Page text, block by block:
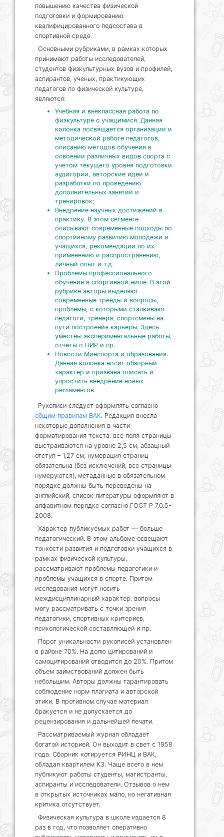
повышению качества физической
подготовки и формированию
квалифицированного педсостава в
спортивной среде.
Основными рубриками, в рамках которых
принимают работы исследователей,
студентов физкультурных вузов и профилей,
аспирантов, ученых, практикующих
педагогов по физической культуре,
являются:
Учебная и внеклассная работа по
физкультуре с учащимися. Данная
колонка посвящается организации и
методической работе педагогов,
описанию методов обучения в
освоении различных видов спорта с
учетом текущего уровня подготовки
аудитории, авторские идеи и
разработки по проведению
дополнительных занятий и
тренировок;
Внедрение научных достижений в
практику. В этом сегменте
описывают современные подходы по
спортивному развитию молодежи и
учащихся, рекомендации по их
применению и распространению,
личный опыт и т.д.
Проблемы профессионального
обучения в спортивной нише. В этой
рубрике авторы выделяют
современные тренды и вопросы,
проблемы, с которыми сталкивают
педагоги, тренера, спортсмены на
пути построения карьеры. Здесь
уместны экспериментальные работы,
отчеты о НИР и пр.
Новости Минспорта и образования.
Данная колонка носит обзорный
характер и призвана описать и
упростить внедрение новых
регламентов.
Рукописи следует оформлять согласно
общим правилам ВАК . Редакция внесла
некоторые дополнения в части
форматирования текста: все поля страницы
выстраиваются на уровне 2,5 см, абзацный
отступ – 1,27 см, нумерация страниц
обязательна (без исключений, все страницы
нумеруются), метаданные в обязательном
порядке должны быть переведены на
английский, список литературы оформляют в
алфавитном порядке согласно ГОСТ Р 7.0.5-
2008.
Характер публикуемых работ — больше
педагогический. В этом альбоме освещают
тонкости развития и подготовки учащихся в
рамках физической культуры,
рассматривают проблемы педагогики и
проблемы учащихся в спорте. Притом
исследования могут носить
междисциплинарный характер: вопросы
могу рассматривать с точки зрения
педагогики, спортивных критериев,
психологической составляющей и пр.
Порог уникальности рукописей установлен
в районе 70%. На долю цитирований и
самоцитирований отводится до 20%. Притом
объем заимствований должен быть
небольшим. Авторы должны гарантировать
соблюдение норм плагиата и авторской
этики. В противном случае материал
бракуется и не допускается до
рецензирования и дальнейшей печати.
Рассматриваемый журнал обладает
богатой историей. Он выходит в свет с 1958
года. Сборник котируется РИНЦ и ВАК,
обладая квартилем К3. Чаще всего в нем
публикуют работы студенты, магистранты,
аспиранты и исследователи. Отзывов о нем
в открытых источниках мало, но негативная
критика отсутствует.
Физическая культура в школе издается 8
раз в год, что позволяет оперативно